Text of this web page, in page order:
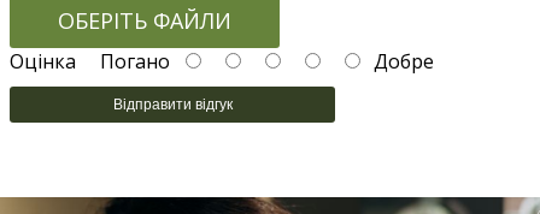
ОБЕРІТЬ ФАЙЛИ
Оцінка Погано Добре
Відправити відгук